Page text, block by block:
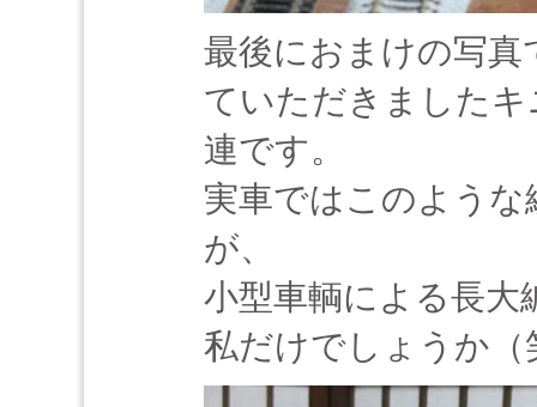
最後におまけの写真
ていただきました
連です。
実車ではこのよう
が、
小型車輌による長大
私だけでしょうか（